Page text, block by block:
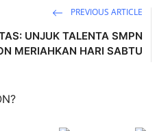
PREVIOUS ARTICLE
UNJUK TALENTA SMPN
MERIAHKAN HARI SABTU